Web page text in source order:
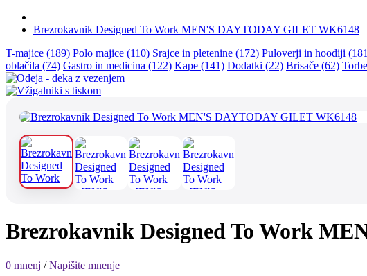
Brezrokavnik Designed To Work MEN'S DAYTODAY GILET WK6148
T-majice (189) Polo majice (110) Srajce in pletenine (172) Puloverji in hoodiji
oblačila (74) Gastro in medicina (122) Kape (141) Dodatki (22) Brisače (62)
Brezrokavnik Designed To Work
0 mnenj /Napišite mnenje